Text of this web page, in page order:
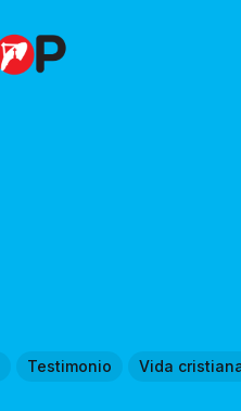
Testimonio Vida